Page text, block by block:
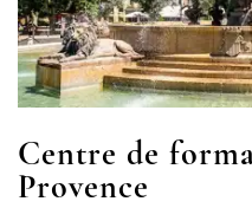
Centre de
Provence